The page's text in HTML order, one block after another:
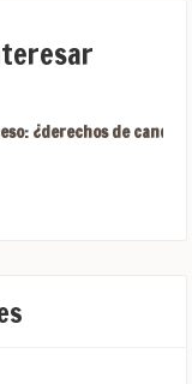
¿derechos de